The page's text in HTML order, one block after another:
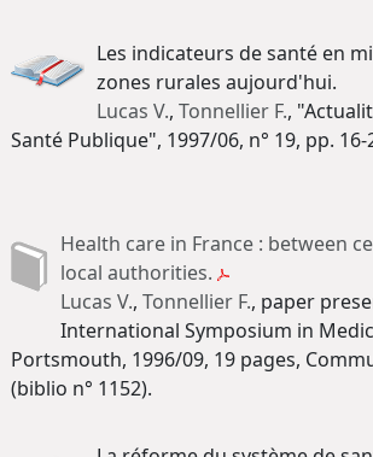
Les indicateurs de santé en
zones rurales aujourd'hui.
Lucas V., Tonnellier F.,
Santé Publique", 1997/06, n° 19, pp. 16-
Health care in France : between
local authorities.
Lucas V., Tonnellier F., paper
International Symposium in
Portsmouth, 1996/09, 19 pages,
(biblio n° 1152).